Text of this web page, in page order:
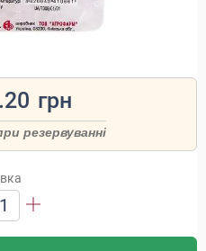
грн
резервуванні
1